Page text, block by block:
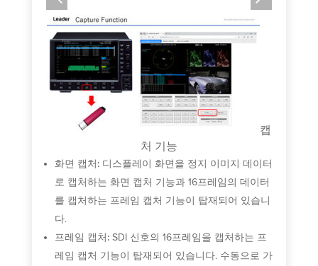
캡
처 기능
화면 캡처:디스플레이 화면을 정지 이미지 데이터
로 캡처하는 화면 캡처 기능과 16프레임의 데이터
를 캡처하는 프레임 캡처 기능이 탑재되어 있습니
다.
프레임 캡처:SDI 신호의 16프레임을 캡처하는 프
레임 캡처 기능이 탑재되어 있습니다. 수동으로 가